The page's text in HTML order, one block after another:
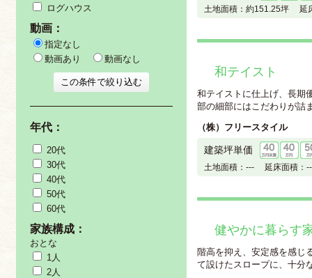
土地面積： 約151.25坪 延
和テイスト
和テイストに仕上げ、長期
部の細部にはこだわりが詰
（株）フリースタイル
建築坪単価
土地面積： --- 延床面積：
健やかに暮らす
階高を抑え、安定感を感じ
て設けたスロープに、十分
ログハウス
動画：
指定なし
動画あり
動画なし
年代：
20代
30代
40代
50代
60代
家族構成：
おとな
1人
2人